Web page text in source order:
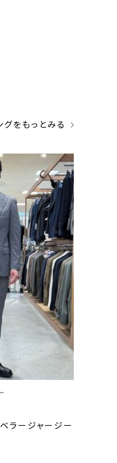
グをもっとみる
ラージャージー